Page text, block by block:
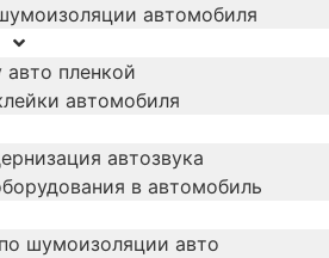
автомобиля
пленкой
автомобиля
автозвука
в автомобиль
шумоизоляции авто